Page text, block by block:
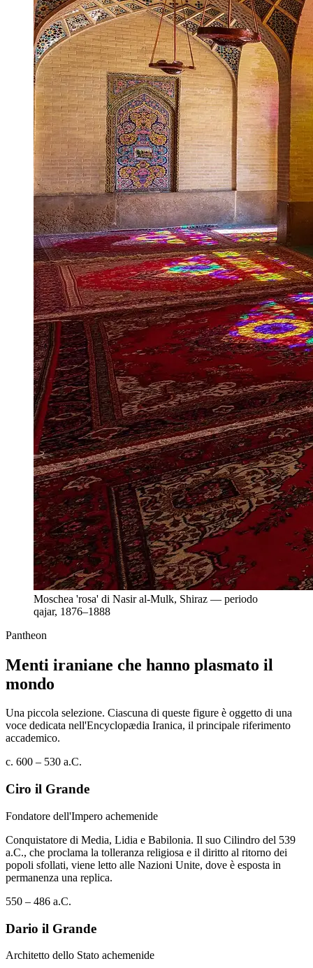
Moschea 'rosa' di Nasir al-Mulk, Shiraz — periodo
qajar, 1876–1888
Pantheon
Menti iraniane che hanno plasmato il
mondo
Una piccola selezione. Ciascuna di queste figure è oggetto di una
voce dedicata nell'Encyclopædia Iranica, il principale riferimento
accademico.
c. 600 – 530 a.C.
Ciro il Grande
Fondatore dell'Impero achemenide
Conquistatore di Media, Lidia e Babilonia. Il suo Cilindro del 539
a.C., che proclama la tolleranza religiosa e il diritto al ritorno dei
popoli sfollati, viene letto alle Nazioni Unite, dove è esposta in
permanenza una replica.
550 – 486 a.C.
Dario il Grande
Architetto dello Stato achemenide